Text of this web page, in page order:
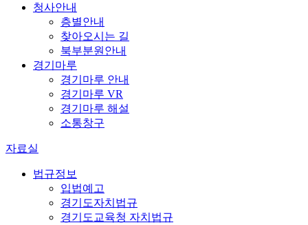
청사안내
층별안내
찾아오시는 길
북부분원안내
경기마루
경기마루 안내
경기마루 VR
경기마루 해설
소통창구
자료실
법규정보
입법예고
경기도자치법규
경기도교육청 자치법규